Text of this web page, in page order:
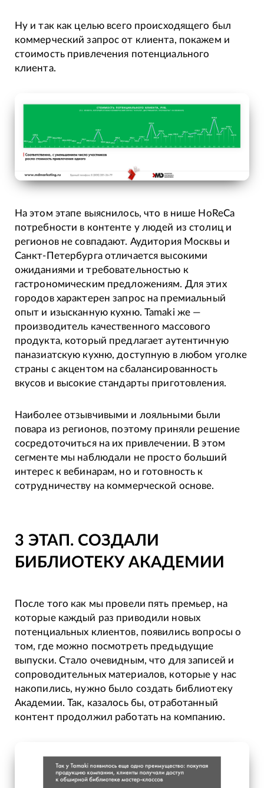
Ну и так как целью всего происходящего был
коммерческий запрос от клиента, покажем и
стоимость привлечения потенциального
клиента.
На этом этапе выяснилось, что в нише HoReCa
потребности в контенте у людей из столиц и
регионов не совпадают. Аудитория Москвы и
Санкт-Петербурга отличается высокими
ожиданиями и требовательностью к
гастрономическим предложениям. Для этих
городов характерен запрос на премиальный
опыт и изысканную кухню. Tamaki же —
производитель качественного массового
продукта, который предлагает аутентичную
паназиатскую кухню, доступную в любом уголке
страны с акцентом на сбалансированность
вкусов и высокие стандарты приготовления.
Наиболее отзывчивыми и лояльными были
повара из регионов, поэтому приняли решение
сосредоточиться на их привлечении. В этом
сегменте мы наблюдали не просто больший
интерес к вебинарам, но и готовность к
сотрудничеству на коммерческой основе.
3 ЭТАП. СОЗДАЛИ
БИБЛИОТЕКУ АКАДЕМИИ
После того как мы провели пять премьер, на
которые каждый раз приводили новых
потенциальных клиентов, появились вопросы о
том, где можно посмотреть предыдущие
выпуски. Стало очевидным, что для записей и
сопроводительных материалов, которые у нас
накопились, нужно было создать библиотеку
Академии. Так, казалось бы, отработанный
контент продолжил работать на компанию.